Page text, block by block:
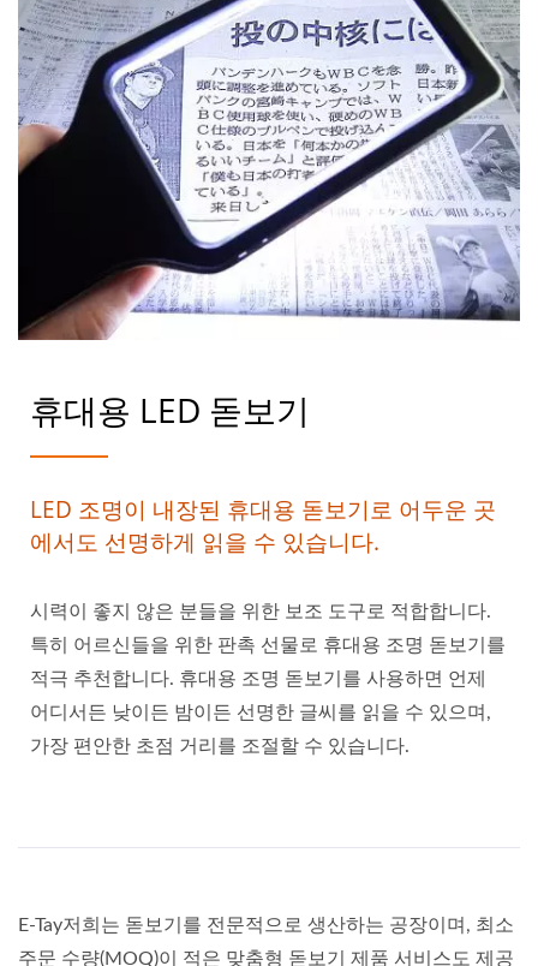
휴대용 LED 돋보기
LED 조명이 내장된 휴대용 돋보기로 어두운 곳
에서도 선명하게 읽을 수 있습니다.
시력이 좋지 않은 분들을 위한 보조 도구로 적합합니다.
특히 어르신들을 위한 판촉 선물로 휴대용 조명 돋보기를
적극 추천합니다. 휴대용 조명 돋보기를 사용하면 언제
어디서든 낮이든 밤이든 선명한 글씨를 읽을 수 있으며,
가장 편안한 초점 거리를 조절할 수 있습니다.
E-Tay저희는 돋보기를 전문적으로 생산하는 공장이며, 최소
주문 수량(MOQ)이 적은 맞춤형 돋보기 제품 서비스도 제공